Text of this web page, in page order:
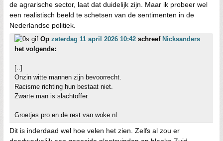
de agrarische sector, laat dat duidelijk zijn. Maar ik probeer wel
een realistisch beeld te schetsen van de sentimenten in de
Nederlandse politiek.
Op zaterdag 11 april 2026 10:42 schreef Nicksanders
het volgende:
[..]
Onzin witte mannen zijn bevoorrecht.
Racisme richting hun bestaat niet.
Zwarte man is slachtoffer.
Groetjes pro en de rest van woke nl
Dit is inderdaad wel hoe velen het zien. Zelfs al zou er